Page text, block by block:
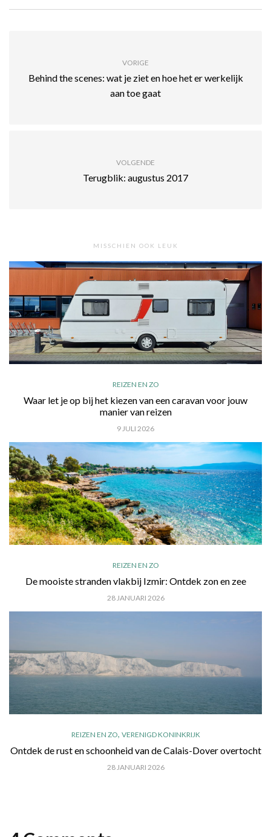
VORIGE
Behind the scenes: wat je ziet en hoe het er werkelijk
aan toe gaat
VOLGENDE
Terugblik: augustus 2017
MISSCHIEN OOK LEUK
REIZEN EN ZO
Waar let je op bij het kiezen van een caravan voor jouw
manier van reizen
9 JULI 2026
REIZEN EN ZO
De mooiste stranden vlakbij Izmir: Ontdek zon en zee
28 JANUARI 2026
REIZEN EN ZO, VERENIGD KONINKRIJK
Ontdek de rust en schoonheid van de Calais-Dover overtocht
28 JANUARI 2026